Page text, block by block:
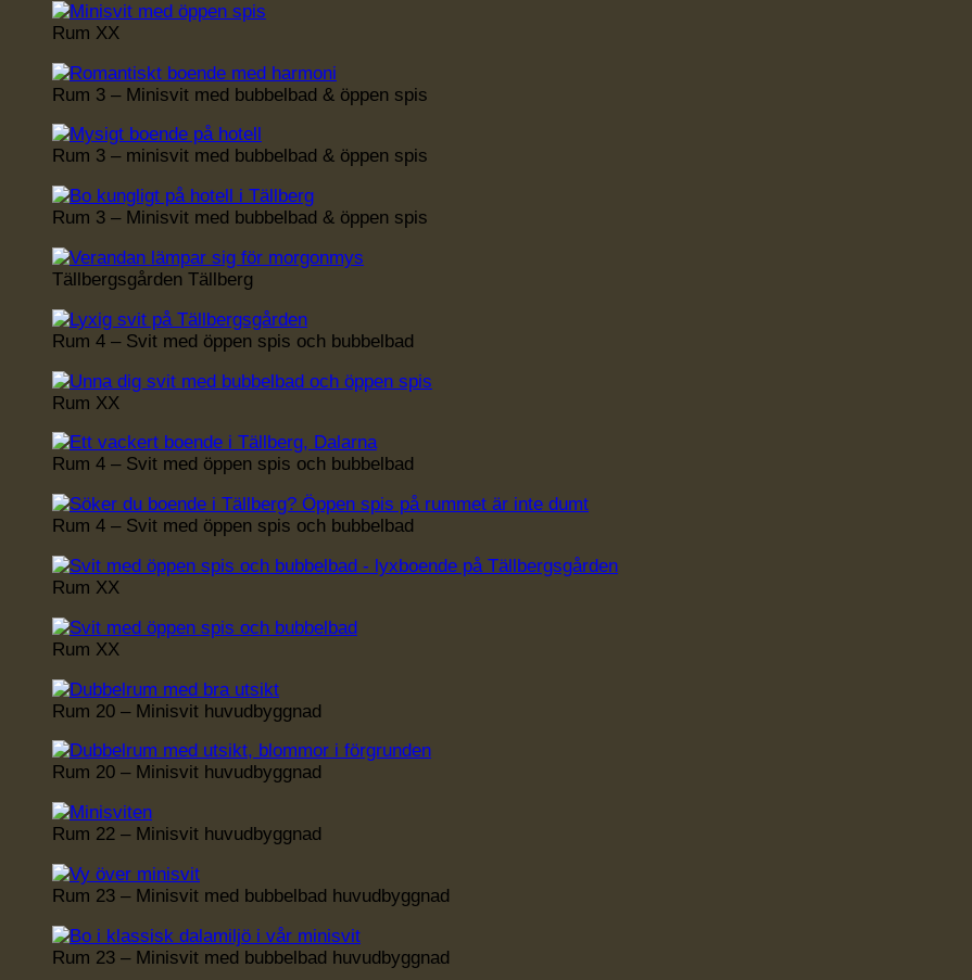
Rum XX
Rum 3 – Minisvit med bubbelbad & öppen spis
Rum 3 – minisvit med bubbelbad & öppen spis
Rum 3 – Minisvit med bubbelbad & öppen spis
Tällbergsgården Tällberg
Rum 4 – Svit med öppen spis och bubbelbad
Rum XX
Rum 4 – Svit med öppen spis och bubbelbad
Rum 4 – Svit med öppen spis och bubbelbad
Rum XX
Rum XX
Rum 20 – Minisvit huvudbyggnad
Rum 20 – Minisvit huvudbyggnad
Rum 22 – Minisvit huvudbyggnad
Rum 23 – Minisvit med bubbelbad huvudbyggnad
Rum 23 – Minisvit med bubbelbad huvudbyggnad